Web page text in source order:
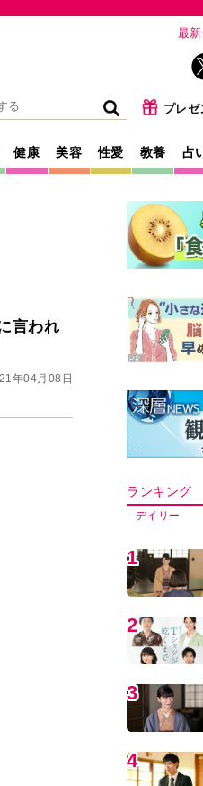
最
プレゼ
健康 美容 性愛 教養 占
言われ
年04月08日
ランキング
デイリー
1
2
3
4